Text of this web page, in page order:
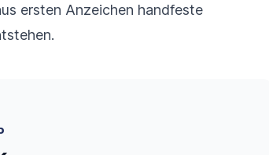
ersten Anzeichen handfeste